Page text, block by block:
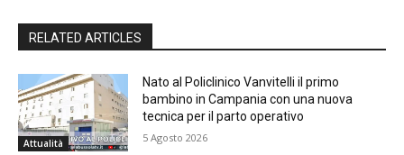
RELATED ARTICLES
Attualità
Nato al Policlinico Vanvitelli il primo
bambino in Campania con una nuova
tecnica per il parto operativo
5 Agosto 2026